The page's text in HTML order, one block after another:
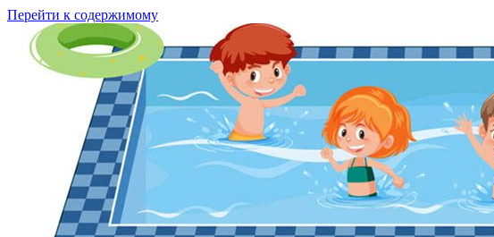
Перейти к содержимому